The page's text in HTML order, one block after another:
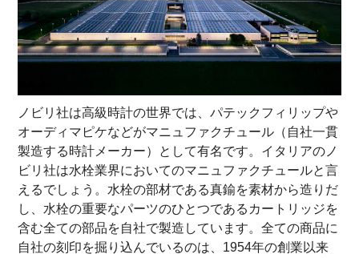
ノビリ社は高級時計の世界では、パテックフィリップや
オーディマピケなどがマニュファクチュール（自社一貫
製造する時計メーカー）として有名です。イタリアのノ
ビリ社は水栓業界においてのマニュファクチュールと言
えるでしょう。水栓の部材である真鍮を素材から造りだ
し、水栓の重要なパーツのひとつであるカートリッジを
含む全ての部品を自社で製造しています。全ての商品に
自社の刻印を掘り込んでいるのは、1954年の創業以来